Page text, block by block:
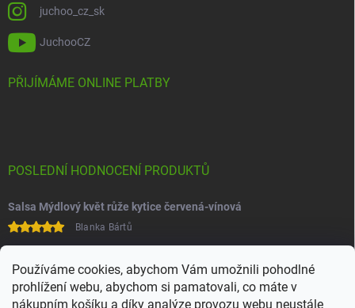
Používáme cookies, abychom Vám umožnili pohodlné
prohlížení webu, abychom si pamatovali, co máte v
nákupním košíku a díky analýze provozu webu neustále
juchoo_cz_sk
JuchooCZ
PŘIJÍMÁME ONLINE PLATBY
POSLEDNÍ HODNOCENÍ PRODUKTŮ
Salsa Mýdlový květ růže kytice červená-vínová
Blanka Bártů